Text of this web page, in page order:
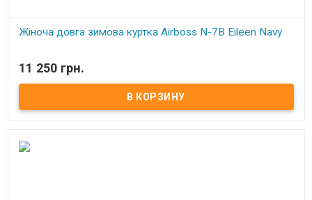
Жіноча довга зимова куртка Airboss N-7B Eileen Navy
11 250 грн.